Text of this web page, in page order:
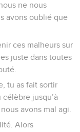
ne nous
avons oublié que
ces malheurs sur
juste dans toutes
tu as fait sortir
jusqu’à
avons mal agi.
Alors